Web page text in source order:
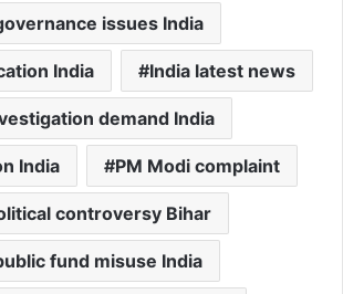
issues India
India India latest news
demand India
India PM Modi complaint
controversy Bihar
fund misuse India